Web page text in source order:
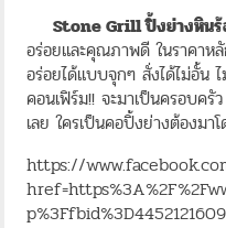
Stone Grill ปิ้งย่างหิน
อร่อยและคุณภาพดี ในราคา
อร่อยได้แบบจุกๆ สั่งได้ไม่อั้น
คอนเฟิร์ม!! จะมาเป็นครอบค
เลย ใครเป็นคอปิ้งย่างต้องมา
https://